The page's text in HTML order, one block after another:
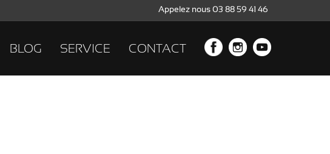
Appelez nous 03 88 59 41 46
BLOG SERVICE CONTACT